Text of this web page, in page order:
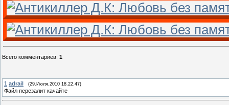
Всего комментариев: 1
1 adrail (29.Июля.2010 18.22.47)
Файл перезалит качайте